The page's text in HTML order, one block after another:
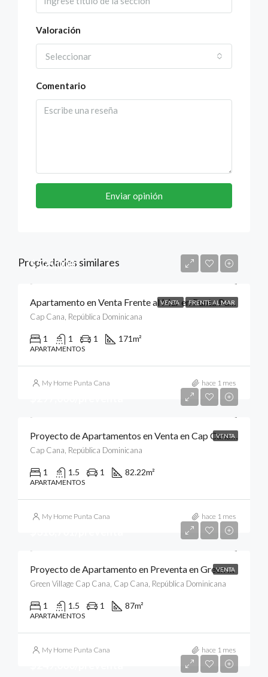
Valoración
Seleccionar
Comentario
Enviar opinión
Propiedades similares
VENTA FRENTE AL MAR
$525,000
Apartamento en Venta Frente al Mar en Punta Palmera, Cap Cana, Punta Cana
Cap Cana, República Dominicana
1 1 1 171m²
APARTAMENTOS
My Home Punta Cana hace 1 mes
VENTAProyecto de Apartamentos en Venta en Cap Cana, Punta Cana
Cap Cana, República Dominicana
1 1.5 1 82.22m²
APARTAMENTOS
My Home Punta Cana hace 1 mes
VENTA
Proyecto de Apartamento en Preventa en Green Village Condos, Cap Cana, Punta Cana
Green Village Cap Cana, Cap Cana, República Dominicana
1 1.5 1 87m²
APARTAMENTOS
My Home Punta Cana hace 1 mes